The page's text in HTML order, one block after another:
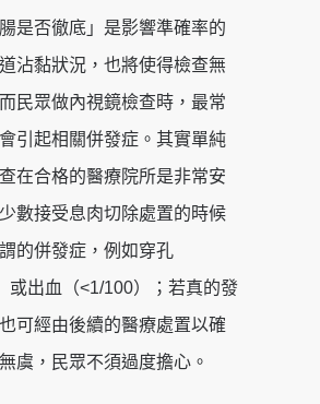
是否徹底」是影響準確率的
沾黏狀況，也將使得檢查無
民眾做內視鏡檢查時，最常
引起相關併發症。其實單純
在合格的醫療院所是非常安
數接受息肉切除處置的時候
的併發症，例如穿孔
或出血（<1/100）；若真的發
可經由後續的醫療處置以確
虞，民眾不須過度擔心。